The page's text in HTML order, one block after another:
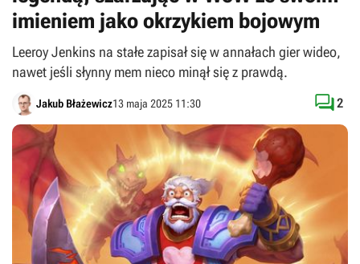
imieniem jako okrzykiem bojowym
Leeroy Jenkins na stałe zapisał się w annałach gier wideo,
nawet jeśli słynny mem nieco minął się z prawdą.
Jakub Błażewicz13 maja 2025 11:30 2